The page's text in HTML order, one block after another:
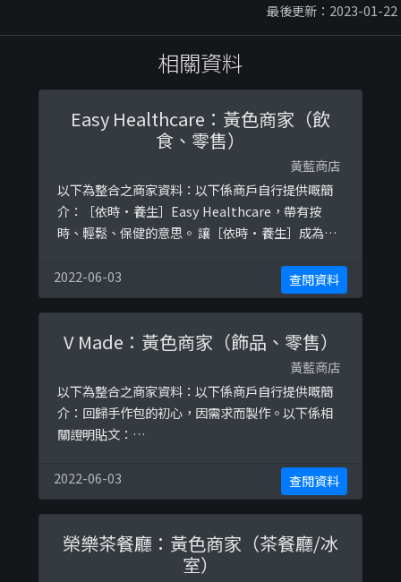
最後更新：2023-01-22
相關資料
Easy Healthcare：黃色商家（飲
食、零售）
黃藍商店
以下為整合之商家資料：以下係商戶自行提供嘅簡
介：［依時•養生］Easy Healthcare，帶有按
時、輕鬆、保健的意思。 讓［依時•養生］成為你
身體以達養生之效💁🏻‍♀️.#依時養生Easyhealthcare
#依時養生.📲：98812822以下係相關證明貼文：
https://www.facebook.com/easyhealthc ...
2022-06-03 查閱資料
V Made：黃色商家（飾品、零售）
黃藍商店
以下為整合之商家資料：以下係商戶自行提供嘅簡
介：回歸手作包的初心，因需求而製作。以下係相
關證明貼文：
/518270478755145https://www.facebook.com
/bearvmade/posts/490375501544643
2022-06-03 查閱資料
榮樂茶餐廳：黃色商家（茶餐廳/冰
室）